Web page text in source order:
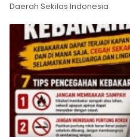
Daerah Sekilas Indonesia